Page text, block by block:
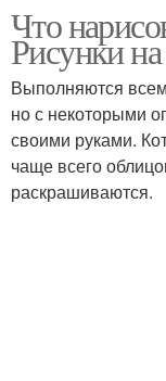
Что
Рисунки
Выполняются
но с некоторыми
своими руками.
чаще всего
раскрашиваются.